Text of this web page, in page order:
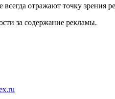
отражают точку зрения
за содержание рекламы.